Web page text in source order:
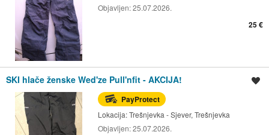
Objavljen:25.07.2026.
25 €
SKI hlače ženske Wed'ze Pull'nfit - AKCIJA!
PayProtect
Lokacija:Trešnjevka - Sjever, Trešnjevka
Objavljen:25.07.2026.